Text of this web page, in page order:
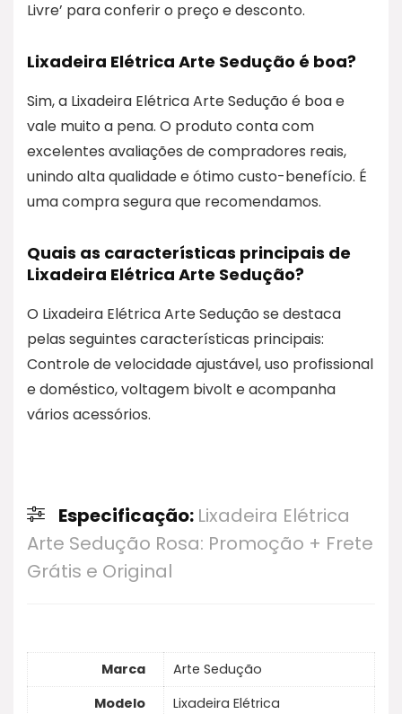
Livre’ para conferir o preço e desconto.
Lixadeira Elétrica Arte Sedução é boa?
Sim, a Lixadeira Elétrica Arte Sedução é boa e
vale muito a pena. O produto conta com
excelentes avaliações de compradores reais,
unindo alta qualidade e ótimo custo-benefício. É
uma compra segura que recomendamos.
Quais as características principais de
Lixadeira Elétrica Arte Sedução?
O Lixadeira Elétrica Arte Sedução se destaca
pelas seguintes características principais:
Controle de velocidade ajustável, uso profissional
e doméstico, voltagem bivolt e acompanha
vários acessórios.
Especificação: Lixadeira Elétrica
Arte Sedução Rosa: Promoção + Frete
Grátis e Original
Marca
Arte Sedução
Modelo
Lixadeira Elétrica